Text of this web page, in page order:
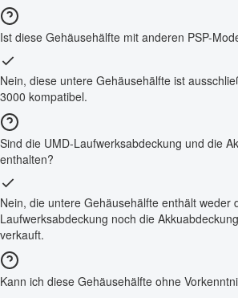
Ist diese Gehäusehälfte mit anderen PSP-
Nein, diese untere Gehäusehälfte ist
3000 kompatibel.
Sind die UMD-Laufwerksabdeckung und die
enthalten?
Nein, die untere Gehäusehälfte enthält weder
Laufwerksabdeckung noch die
verkauft.
Kann ich diese Gehäusehälfte ohne